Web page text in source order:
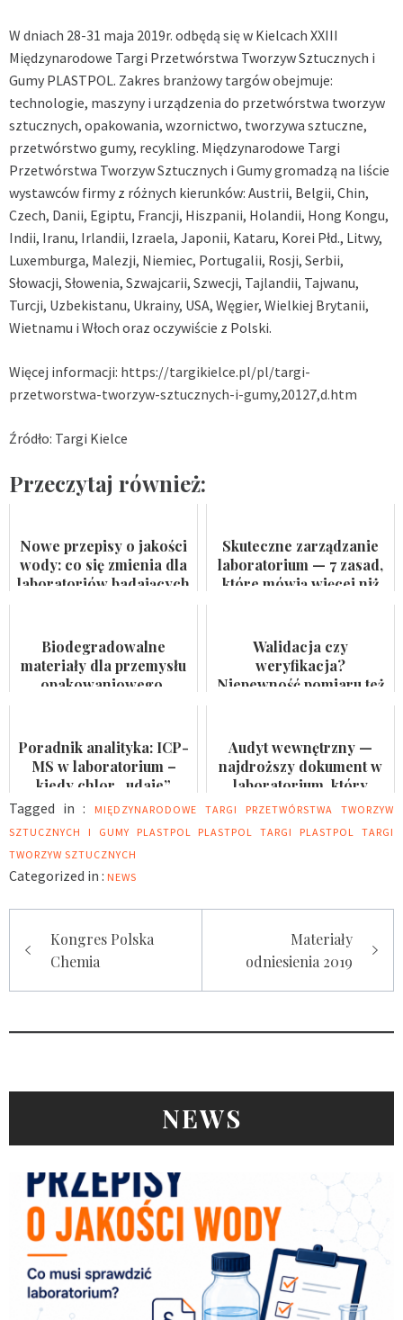
W dniach 28-31 maja 2019r. odbędą się w Kielcach XXIII
Międzynarodowe Targi Przetwórstwa Tworzyw Sztucznych i
Gumy PLASTPOL. Zakres branżowy targów obejmuje:
technologie, maszyny i urządzenia do przetwórstwa tworzyw
sztucznych, opakowania, wzornictwo, tworzywa sztuczne,
przetwórstwo gumy, recykling. Międzynarodowe Targi
Przetwórstwa Tworzyw Sztucznych i Gumy gromadzą na liście
wystawców firmy z różnych kierunków: Austrii, Belgii, Chin,
Czech, Danii, Egiptu, Francji, Hiszpanii, Holandii, Hong Kongu,
Indii, Iranu, Irlandii, Izraela, Japonii, Kataru, Korei Płd., Litwy,
Luxemburga, Malezji, Niemiec, Portugalii, Rosji, Serbii,
Słowacji, Słowenia, Szwajcarii, Szwecji, Tajlandii, Tajwanu,
Turcji, Uzbekistanu, Ukrainy, USA, Węgier, Wielkiej Brytanii,
Wietnamu i Włoch oraz oczywiście z Polski.
Więcej informacji: https://targikielce.pl/pl/targi-
przetworstwa-tworzyw-sztucznych-i-gumy,20127,d.htm
Źródło: Targi Kielce
Przeczytaj również:
Nowe przepisy o jakości
wody: co się zmienia dla
laboratoriów badających
Skuteczne zarządzanie
laboratorium — 7 zasad,
które mówią więcej niż
Biodegradowalne
materiały dla przemysłu
opakowaniowego.
Walidacja czy
weryfikacja?
Niepewność pomiaru też
Poradnik analityka: ICP-
MS w laboratorium –
kiedy chlor „udaje”
arsen?
Audyt wewnętrzny —
najdroższy dokument w
laboratorium, który
nikomu się nie przydaje
Tagged in :
MIĘDZYNARODOWE TARGI PRZETWÓRSTWA TWORZYW
SZTUCZNYCH I GUMY PLASTPOL
PLASTPOL TARGI PLASTPOL
TARGI
TWORZYW SZTUCZNYCH
Categorized in : NEWS
wpisu
Kongres Polska
Chemia
Materiały
odniesienia 2019
NEWS